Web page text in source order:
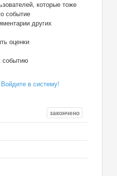
которые тоже
событие
других
оценки
событию
Войдите в систему!
закончено